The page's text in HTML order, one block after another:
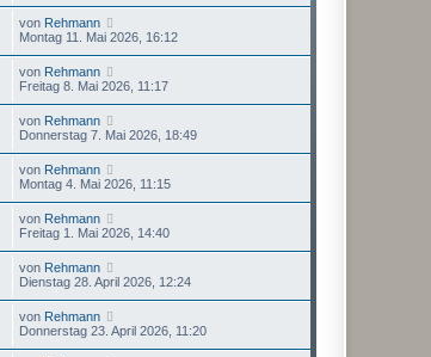
von Rehmann
Montag 11. Mai 2026, 16:12
von Rehmann
Freitag 8. Mai 2026, 11:17
von Rehmann
Donnerstag 7. Mai 2026, 18:49
von Rehmann
Montag 4. Mai 2026, 11:15
von Rehmann
Freitag 1. Mai 2026, 14:40
von Rehmann
Dienstag 28. April 2026, 12:24
von Rehmann
Donnerstag 23. April 2026, 11:20